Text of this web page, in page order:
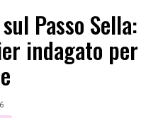
Passo Sella:
indagato per